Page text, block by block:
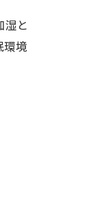
湿と
環境